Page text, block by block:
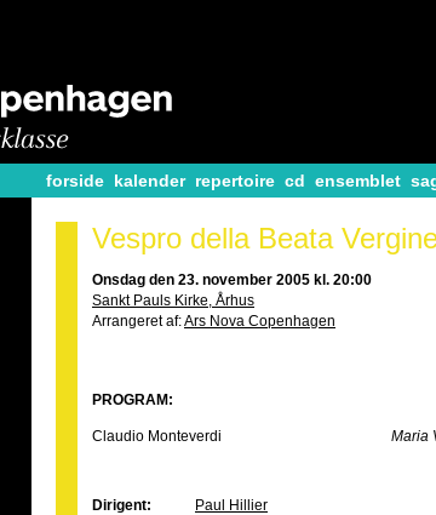
forside kalender repertoire cd ensemblet
Vespro della Beata
Onsdag den 23. november 2005 kl. 20:00
Sankt Pauls Kirke, Århus
Arrangeret af:Ars Nova Copenhagen
PROGRAM:
Claudio Monteverdi Maria
Dirigent: Paul Hillier